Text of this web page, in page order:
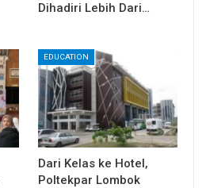
Dihadiri Lebih Dari…
EDUCATION
Dari Kelas ke Hotel,
Poltekpar Lombok